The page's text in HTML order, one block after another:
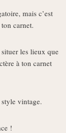
mais c’est
carnet.
les lieux que
à ton carnet
vintage.
!